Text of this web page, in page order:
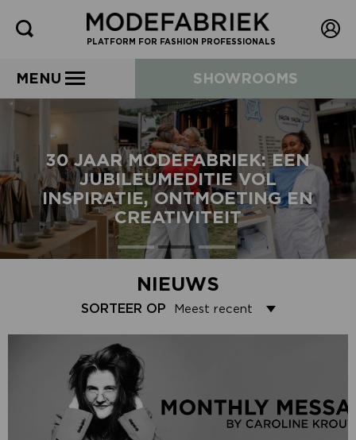
PLATFORM FOR FASHION PROFESSIONALS
MENU SHOWROOMS
30 JAAR MODEFABRIEK: EEN
JUBILEUMEDITIE VOL
INSPIRATIE, ONTMOETING EN
CREATIVITEIT
NIEUWS
SORTEER OP